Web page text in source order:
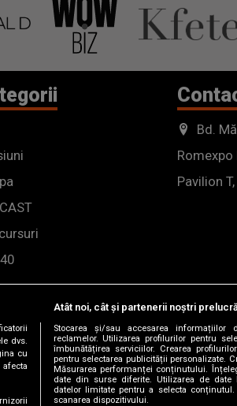
Bd.
Romexpo
Pavilion
dvs.
cu
Atât noi, cât și partenerii noștri
Stocarea și/sau accesarea
reclamelor. Utilizarea profilurilor pentru
îmbunătățirea serviciilor. Crearea
pentru selectarea publicității personalizate.
Măsurarea performanței conținutului.
date din surse diferite. Utilizarea de date
datelor limitate pentru a selecta
scanarea dispozitivului.